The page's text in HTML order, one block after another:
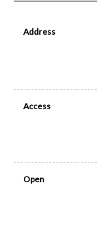
Address
Access
Open